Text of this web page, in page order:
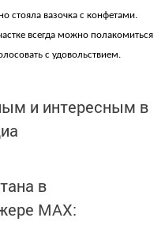
стояла вазочка с конфетами.
всегда можно полакомиться
с удовольствием.
и интересным в
в
MАХ: